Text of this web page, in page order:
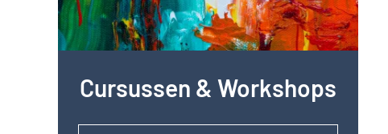
Cursussen & Workshops